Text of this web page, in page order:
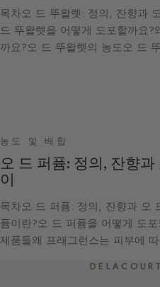
목차오 드 뚜왈렛: 정의, 잔향과
드 뚜왈렛을 어떻게 도포할까요
까요?오 드 뚜왈렛의 농도오 드
농도 및 배합
오 드 퍼퓸: 정의, 잔향
이
목차오 드 퍼퓸: 정의, 잔향과 오
퓸이란?오 드 퍼퓸을 어떻게 도
제품들왜 프래그런스는 피부에